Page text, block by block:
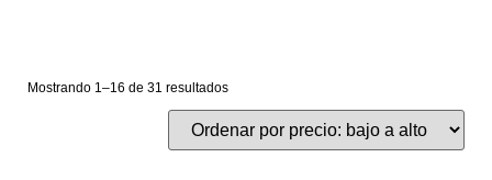
Mostrando 1–16 de 31 resultados